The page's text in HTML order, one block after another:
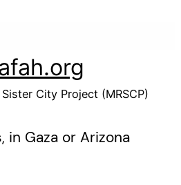
City Project (MRSCP)
in Gaza or Arizona